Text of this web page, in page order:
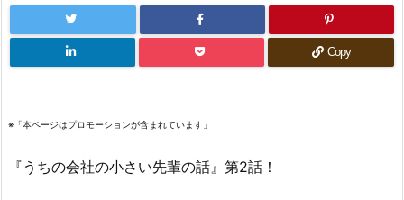
Copy
※「本ページはプロモーションが含まれています」
『うちの会社の小さい先輩の話』第2話！